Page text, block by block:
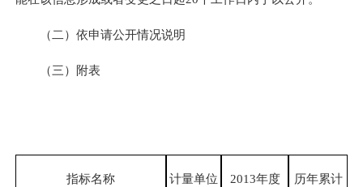
（二）依申请公开情况说明
（三）附表
指标名称 计量单位 2013年度 历年累计